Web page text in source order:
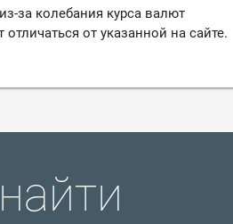
за колебания курса валют
от указанной на сайте.